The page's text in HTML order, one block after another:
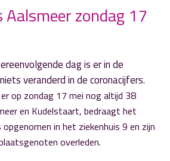
op 6 juni weer open
motorrijder zwaargewond
Aalsmeer zondag 17
dag is er in de
veranderd in de coronacijfers.
op zondag 17 mei nog altijd 38
en Kudelstaart, bedraagt het
in het ziekenhuis 9 en zijn
overleden.